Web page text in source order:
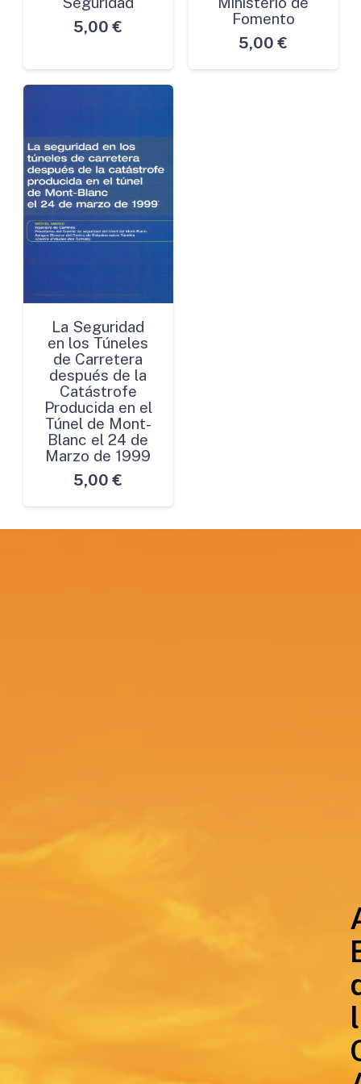
5,00 €
Fomento
5,00 €
La Seguridad
en los Túneles
de Carretera
después de la
Catástrofe
Producida en el
Túnel de Mont-
Blanc el 24 de
Marzo de 1999
5,00 €